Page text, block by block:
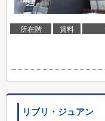
所在階 賃料
リブリ・ジュアン